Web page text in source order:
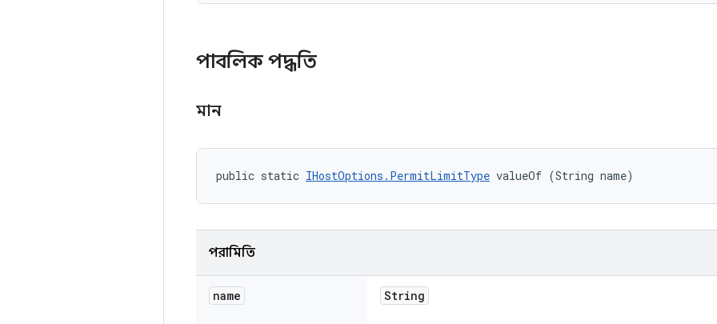
পাবলিক পদ্ধতি
মান
public static IHostOptions.PermitLimitType valueOf (String name)
পরামিতি
name String